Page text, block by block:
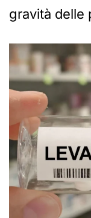
gravità delle